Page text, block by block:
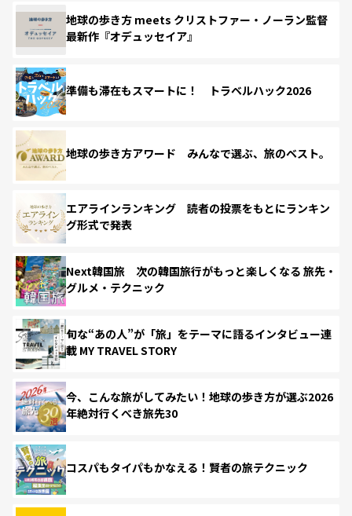
地球の歩き方 meets クリストファー・ノーラン監督
最新作『オデュッセイア』
準備も滞在もスマートに！ トラベルハック2026
地球の歩き方アワード みんなで選ぶ、旅のベスト。
エアラインランキング 読者の投票をもとにランキン
グ形式で発表
Next韓国旅 次の韓国旅行がもっと楽しくなる 旅先・
グルメ・テクニック
旬な“あの人”が「旅」をテーマに語るインタビュー連
載 MY TRAVEL STORY
今、こんな旅がしてみたい！地球の歩き方が選ぶ2026
年絶対行くべき旅先30
コスパもタイパもかなえる！賢者の旅テクニック